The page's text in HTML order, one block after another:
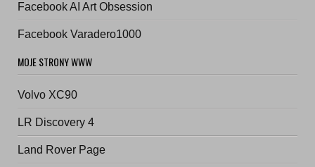
Facebook AI Art Obsession
Facebook Varadero1000
MOJE STRONY WWW
Volvo XC90
LR Discovery 4
Land Rover Page